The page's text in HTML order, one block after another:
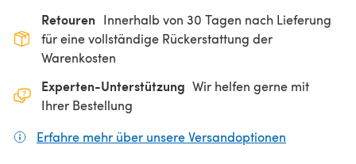
Retouren Innerhalb von 30 Tagen nach Lieferung
für eine vollständige Rückerstattung der
Warenkosten
Experten-Unterstützung Wir helfen gerne mit
Ihrer Bestellung
Erfahre mehr über unsere Versandoptionen